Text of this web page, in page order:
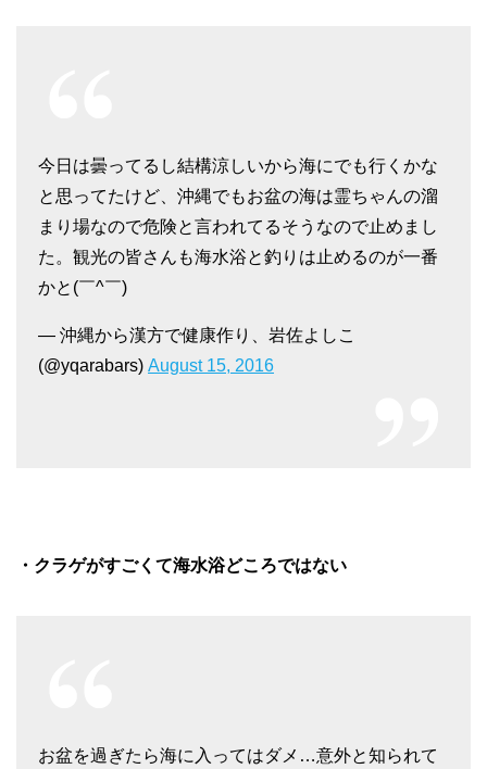
今日は曇ってるし結構涼しいから海にでも行くかな
と思ってたけど、沖縄でもお盆の海は霊ちゃんの溜
まり場なので危険と言われてるそうなので止めまし
た。観光の皆さんも海水浴と釣りは止めるのが一番
かと(￣^￣)ゞ
— 沖縄から漢方で健康作り、岩佐よしこ
(@yqarabars) August 15, 2016
・クラゲがすごくて海水浴どころではない
お盆を過ぎたら海に入ってはダメ…意外と知られて